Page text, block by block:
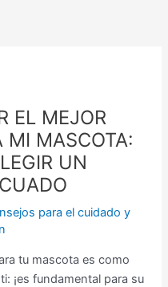
EL MEJOR
MI MASCOTA:
UN
para el cuidado y
tu mascota es como
¡es fundamental para su